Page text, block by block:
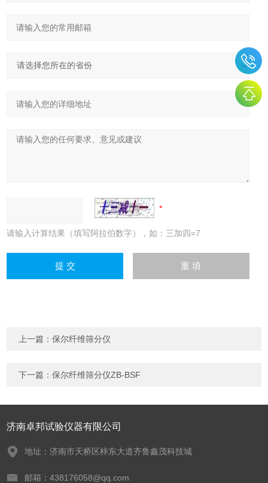
请输入计算结果（填写阿拉伯数字），如：三加四=7
上一篇：保尔纤维筛分仪
下一篇：保尔纤维筛分仪ZB-BSF
济南卓邦试验仪器有限公司
地址：济南市天桥区梓东大道齐鲁鑫茂科技城
邮箱：438176058@qq.com